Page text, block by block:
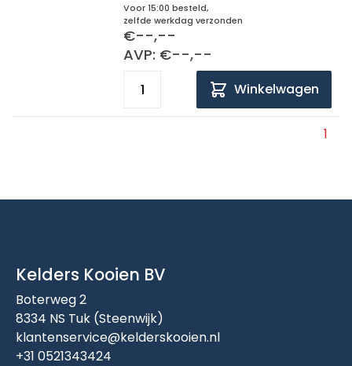
Voor 15:00 besteld,
zelfde werkdag verzonden
€--,--
AVP: €--,--
Winkelwagen
1
Kelders Kooien BV
Boterweg 2
8334 NS Tuk (Steenwijk)
klantenservice@kelderskooien.nl
+31 0521343424